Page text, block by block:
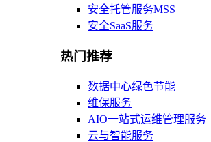
安全托管服务MSS
安全SaaS服务
热门推荐
数据中心绿色节能
维保服务
AIO一站式运维管理服务
云与智能服务